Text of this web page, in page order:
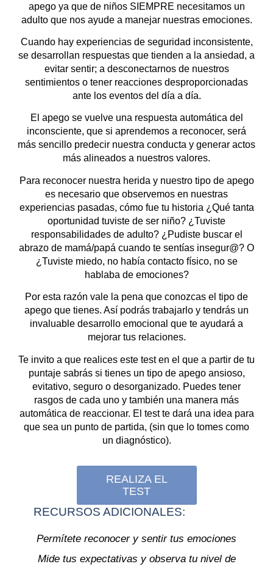
apego ya que de niños SIEMPRE necesitamos un
adulto que nos ayude a manejar nuestras emociones.
Cuando hay experiencias de seguridad inconsistente,
se desarrollan respuestas que tienden a la ansiedad, a
evitar sentir; a desconectarnos de nuestros
sentimientos o tener reacciones desproporcionadas
ante los eventos del día a día.
El apego se vuelve una respuesta automática del
inconsciente, que si aprendemos a reconocer, será
más sencillo predecir nuestra conducta y generar actos
más alineados a nuestros valores.
Para reconocer nuestra herida y nuestro tipo de apego
es necesario que observemos en nuestras
experiencias pasadas, cómo fue tu historia ¿Qué tanta
oportunidad tuviste de ser niño? ¿Tuviste
responsabilidades de adulto? ¿Pudiste buscar el
abrazo de mamá/papá cuando te sentías insegur@? O
¿Tuviste miedo, no había contacto físico, no se
hablaba de emociones?
Por esta razón vale la pena que conozcas el tipo de
apego que tienes. Así podrás trabajarlo y tendrás un
invaluable desarrollo emocional que te ayudará a
mejorar tus relaciones.
Te invito a que realices este test en el que a partir de tu
puntaje sabrás si tienes un tipo de apego ansioso,
evitativo, seguro o desorganizado. Puedes tener
rasgos de cada uno y también una manera más
automática de reaccionar. El test te dará una idea para
que sea un punto de partida, (sin que lo tomes como
un diagnóstico).
REALIZA EL
TEST
RECURSOS ADICIONALES:
Permítete reconocer y sentir tus emociones
Mide tus expectativas y observa tu nivel de